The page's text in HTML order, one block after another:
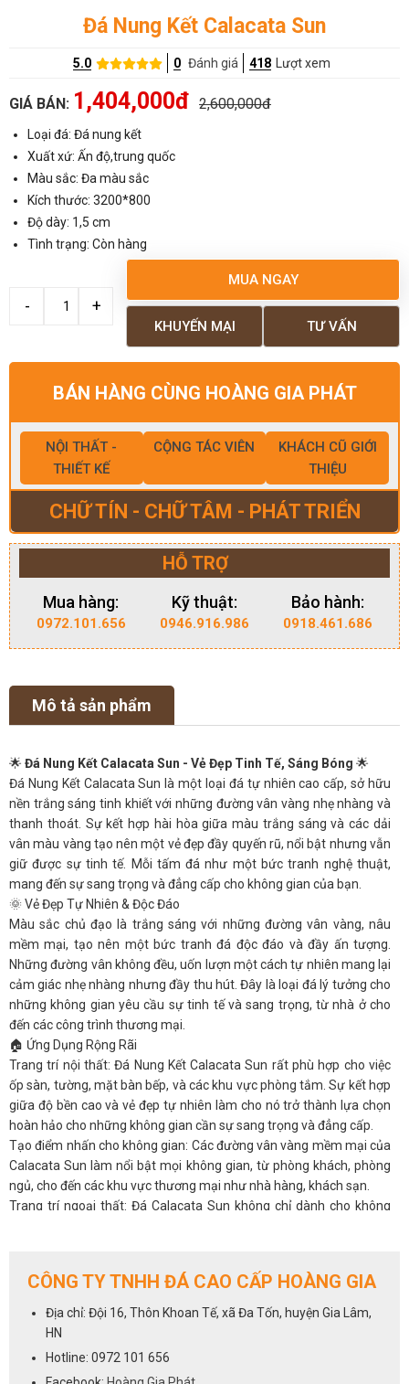
Đá Nung Kết Calacata Sun
5.0 0 Đánh giá 418 Lượt xem
GIÁ BÁN: 1,404,000đ 2,600,000đ
Loại đá: Đá nung kết
Xuất xứ: Ấn độ,trung quốc
Màu sắc: Đa màu sắc
Kích thước: 3200*800
Độ dày: 1,5 cm
Tình trạng: Còn hàng
MUA NGAY
TƯ VẤN
KHUYẾN MẠI
BÁN HÀNG CÙNG HOÀNG GIA PHÁT
NỘI THẤT -
THIẾT KẾ
CỘNG TÁC VIÊN
KHÁCH CŨ GIỚI
THIỆU
CHỮ TÍN - CHỮ TÂM - PHÁT TRIỂN
HỖ TRỢ
Mua hàng:
0972.101.656
Kỹ thuật:
0946.916.986
Bảo hành:
0918.461.686
Mô tả sản phẩm
🌟 Đá Nung Kết Calacata Sun - Vẻ Đẹp Tinh Tế, Sáng Bóng 🌟
Đá Nung Kết Calacata Sun là một loại đá tự nhiên cao cấp, sở hữu
nền trắng sáng tinh khiết với những đường vân vàng nhẹ nhàng và
thanh thoát. Sự kết hợp hài hòa giữa màu trắng sáng và các dải
vân màu vàng tạo nên một vẻ đẹp đầy quyến rũ, nổi bật nhưng vẫn
giữ được sự tinh tế. Mỗi tấm đá như một bức tranh nghệ thuật,
mang đến sự sang trọng và đẳng cấp cho không gian của bạn.
🌞 Vẻ Đẹp Tự Nhiên & Độc Đáo
Màu sắc chủ đạo là trắng sáng với những đường vân vàng, nâu
mềm mại, tạo nên một bức tranh đá độc đáo và đầy ấn tượng.
Những đường vân không đều, uốn lượn một cách tự nhiên mang lại
cảm giác nhẹ nhàng nhưng đầy thu hút. Đây là loại đá lý tưởng cho
những không gian yêu cầu sự tinh tế và sang trọng, từ nhà ở cho
đến các công trình thương mại.
🏠 Ứng Dụng Rộng Rãi
Trang trí nội thất: Đá Nung Kết Calacata Sun rất phù hợp cho việc
ốp sàn, tường, mặt bàn bếp, và các khu vực phòng tắm. Sự kết hợp
giữa độ bền cao và vẻ đẹp tự nhiên làm cho nó trở thành lựa chọn
hoàn hảo cho những không gian cần sự sang trọng và đẳng cấp.
Tạo điểm nhấn cho không gian: Các đường vân vàng mềm mại của
Calacata Sun làm nổi bật mọi không gian, từ phòng khách, phòng
ngủ, cho đến các khu vực thương mại như nhà hàng, khách sạn.
Trang trí ngoại thất: Đá Calacata Sun không chỉ dành cho không
Độ bền vượt trội: Được hình thành qua quá trình tự nhiên lâu dài, đá
Nung Kết Calacata Sun có độ bền cao, khả năng chịu lực tốt, và
chống mài mòn hiệu quả. Đây là lựa chọn lý tưởng cho các công
Khả năng chống thấm, dễ vệ sinh: Calacata Sun có khả năng chống
CÔNG TY TNHH ĐÁ CAO CẤP HOÀNG GIA
Địa chỉ: Đội 16, Thôn Khoan Tế, xã Đa Tốn, huyện Gia Lâm,
HN
Hotline: 0972 101 656